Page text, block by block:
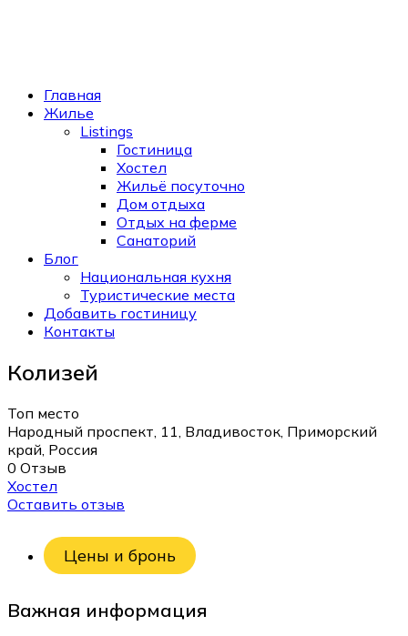
Главная
Жилье
Listings
Гостиница
Хостел
Жильё посуточно
Дом отдыха
Отдых на ферме
Санаторий
Блог
Национальная кухня
Туристические места
Добавить гостиницу
Контакты
Колизей
Топ место
Народный проспект, 11, Владивосток, Приморский
край, Россия
0 Отзыв
Хостел
Оставить отзыв
Цены и бронь
Важная информация